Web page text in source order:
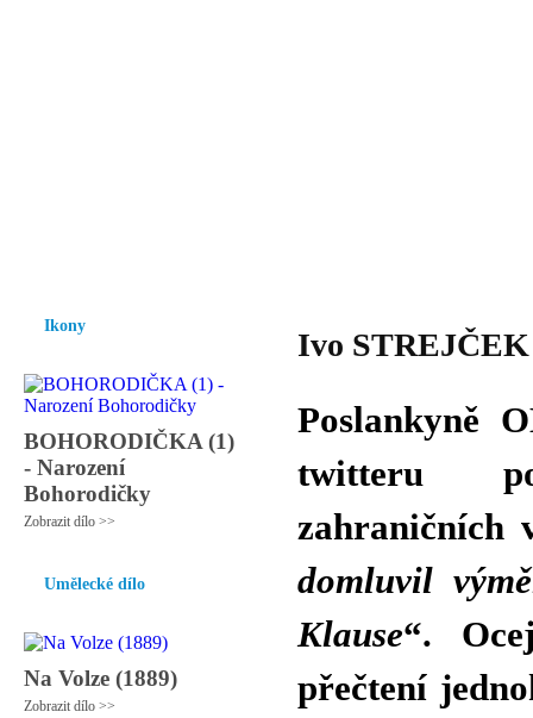
Ikony
BOHORODIČKA (1)
- Narození
Bohorodičky
Zobrazit dílo >>
Umělecké dílo
Na Volze (1889)
Zobrazit dílo >>
Ivo STREJČEK
Poslankyně
twitteru
zahraničních
domluvil
Klause“.
přečtení